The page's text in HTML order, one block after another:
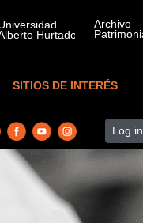
SITIOS DE INTERÉS
Log in